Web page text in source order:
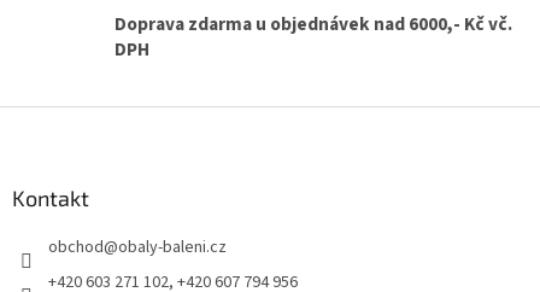
Doprava zdarma u objednávek nad 6000,- Kč vč.
DPH
Kontakt
obchod@obaly-baleni.cz
+420 603 271 102, +420 607 794 956